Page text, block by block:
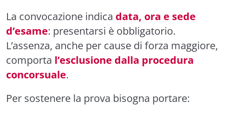
La convocazione indica data, ora e sede
d’esame: presentarsi è obbligatorio.
L’assenza, anche per cause di forza maggiore,
comporta l’esclusione dalla procedura
concorsuale.
Per sostenere la prova bisogna portare: